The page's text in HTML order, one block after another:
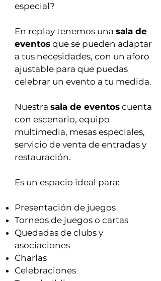
especial?
En replay tenemos una sala de
eventos que se pueden adaptar
a tus necesidades, con un aforo
ajustable para que puedas
celebrar un evento a tu medida.
Nuestra sala de eventos cuenta
con escenario, equipo
multimedia, mesas especiales,
servicio de venta de entradas y
restauración.
Es un espacio ideal para:
Presentación de juegos​
Torneos de juegos o cartas
Quedadas de clubs y
asociaciones
Charlas
Celebraciones